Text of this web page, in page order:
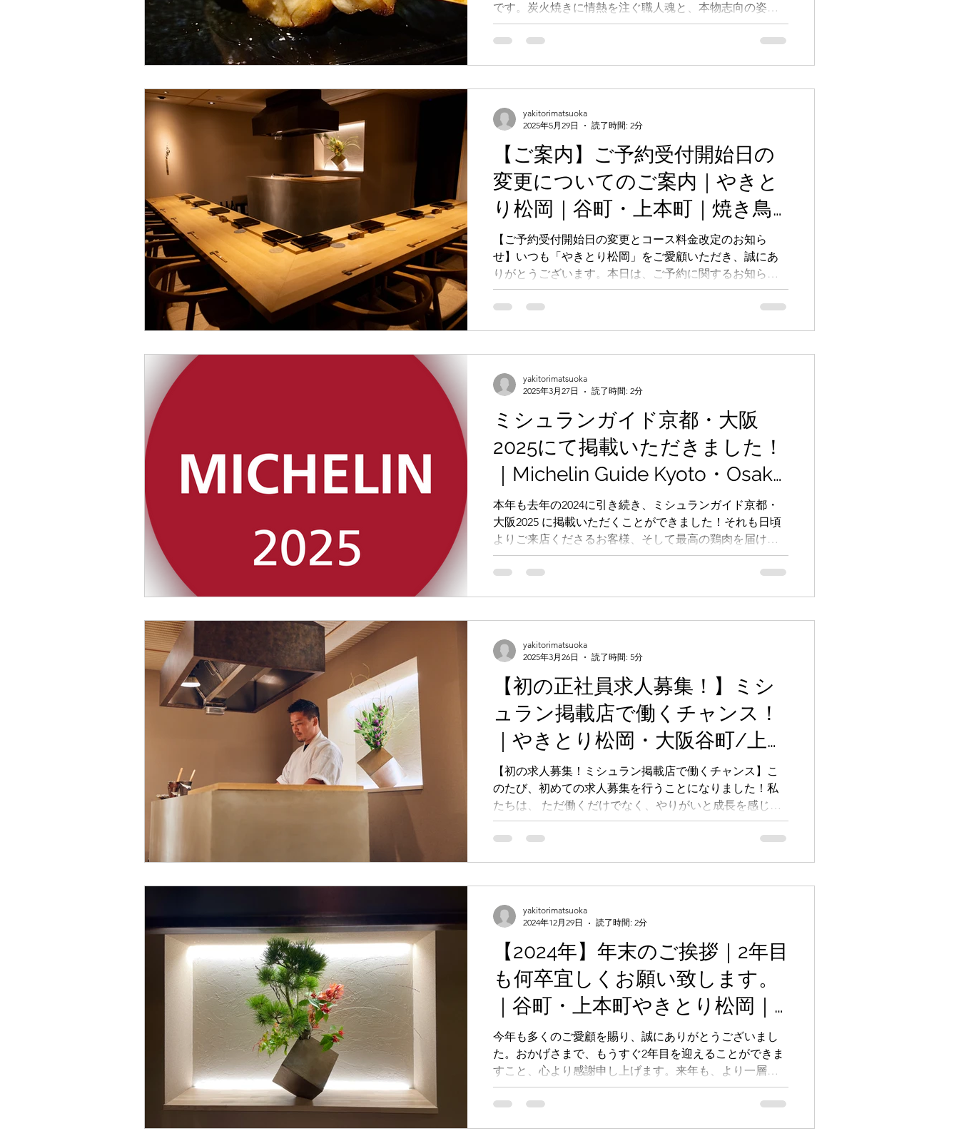
です。炭火焼きに情熱を注ぐ職人魂と、本物志向の姿勢
がにじむ当店の魅力を、余すところなくお伝えします！
【ご案内】ご予約受付開始日の
変更についてのご案内｜やきと
り松岡｜谷町・上本町｜焼き鳥
おまかせコース・黒さつま鶏黒
王｜ミシュランガイド2025 大阪
焼鳥
【ご予約受付開始日の変更とコース料金改定のお知ら
せ】いつも「やきとり松岡」をご愛顧いただき、誠にあ
りがとうございます。本日は、ご予約に関するお知らせ
です。現在、当店では ご予約の受付を「ご来店の2ヶ月
前」からとさせていただいておりましたが、より多くの
日を変更させていただきます。
yakitorimatsuoka
2025年5月29日
読了時間: 2分
ミシュランガイド京都・大阪
2025にて掲載いただきました！
｜Michelin Guide Kyoto・Osaka
2025｜やきとり松岡・yakitori
matsuoka｜焼鳥おまかせコー
ス・烧鸟omakase米其林大阪美
食
本年も去年の2024に引き続き、ミシュランガイド京都・
大阪2025 に掲載いただくことができました！それも日頃
よりご来店くださるお客様、そして最高の鶏肉を届けて
くださるNSファームの生産者の皆さまのお力添えのおか
げです。改めまして、スタッフ一同心より感謝申し上げ
yakitorimatsuoka
2025年3月27日
読了時間: 2分
【初の正社員求人募集！】ミシ
ュラン掲載店で働くチャンス！
｜やきとり松岡・大阪谷町/上本
町・焼き鳥・求人募集・社員募
集・調理師・ホールスタッフ・
和食・日本食
【初の求人募集！ミシュラン掲載店で働くチャンス】こ
のたび、初めての求人募集を行うことになりました！私
たちは、 ただ働くだけでなく、やりがいと成長を感じら
れる環境を提供します。自分の力を試してみたい、飲食
業界で新たなステップを踏み出したい方にピッタリの職
yakitorimatsuoka
2025年3月26日
読了時間: 5分
【2024年】年末のご挨拶｜2年目
も何卒宜しくお願い致します。
｜谷町・上本町やきとり松岡｜
yakitori matsuoka・omakase・
焼き鳥おまかせコース
今年も多くのご愛顧を賜り、誠にありがとうございまし
た。おかげさまで、もうすぐ2年目を迎えることができま
すこと、心より感謝申し上げます。来年も、より一層お
客様にご満足いただけるよう、旬の食材を活かした一品
料理とともに、心を込めた焼鳥をお届けしてまいりま
yakitorimatsuoka
2024年12月29日
読了時間: 2分